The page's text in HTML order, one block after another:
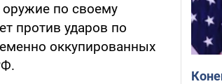
по своему
против ударов по
оккупированных